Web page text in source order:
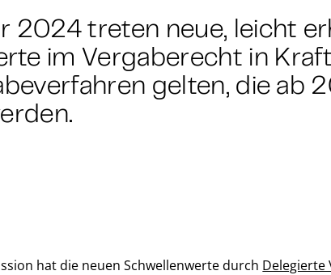
2024 treten neue, leicht
im Vergaberecht in
gelten, die ab
hat die neuen Schwellenwerte durch Delegierte